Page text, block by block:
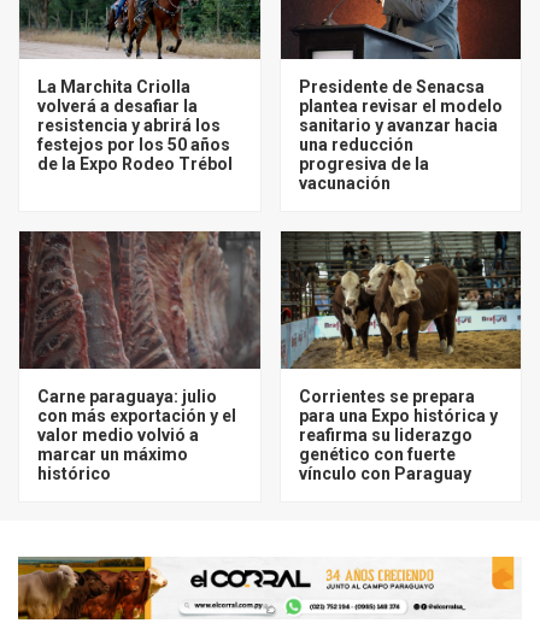
La Marchita Criolla
volverá a desafiar la
resistencia y abrirá los
festejos por los 50 años
de la Expo Rodeo Trébol
Presidente de Senacsa
plantea revisar el modelo
sanitario y avanzar hacia
una reducción
progresiva de la
vacunación
Carne paraguaya: julio
con más exportación y el
valor medio volvió a
marcar un máximo
histórico
Corrientes se prepara
para una Expo histórica y
reafirma su liderazgo
genético con fuerte
vínculo con Paraguay